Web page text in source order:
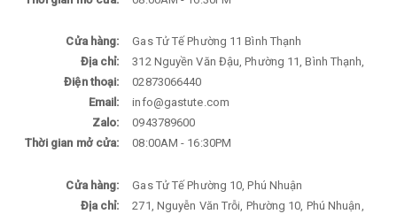
Cửa hàng:
Gas Tử Tế Phường 11 Bình Thạnh
Địa chỉ:
312 Nguyền Văn Đậu, Phường 11, Bình Thạnh,
Điện thoại:
02873066440
Email:
info@gastute.com
Zalo:
0943789600
Thời gian mở cửa:
08:00AM - 16:30PM
Cửa hàng:
Gas Tử Tế Phường 10, Phú Nhuận
Địa chỉ:
271, Nguyễn Văn Trỗi, Phường 10, Phú Nhuận,